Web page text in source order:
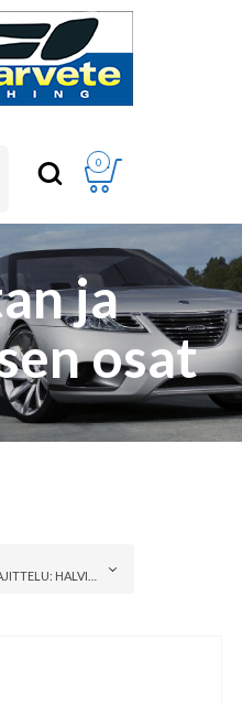
0
ja
osat